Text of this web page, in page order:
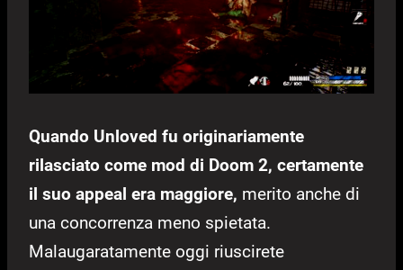
Quando Unloved fu originariamente
rilasciato come mod di Doom 2, certamente
il suo appeal era maggiore, merito anche di
una concorrenza meno spietata.
Malaugaratamente oggi riuscirete